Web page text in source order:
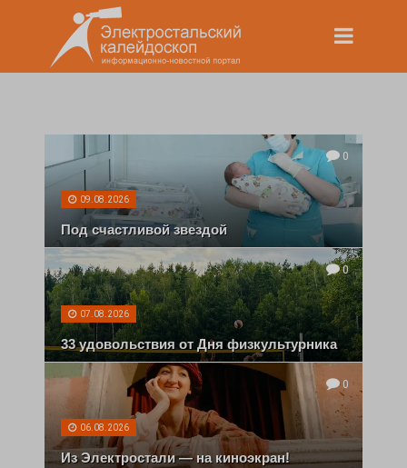
0
09.08.2026
Под счастливой звездой
0
07.08.2026
33 удовольствия от Дня физкультурника
0
06.08.2026
Из Электростали — на киноэкран!